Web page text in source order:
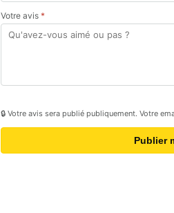
Votre avis *
🔒 Votre avis sera publié publiquement. Votre
Publier